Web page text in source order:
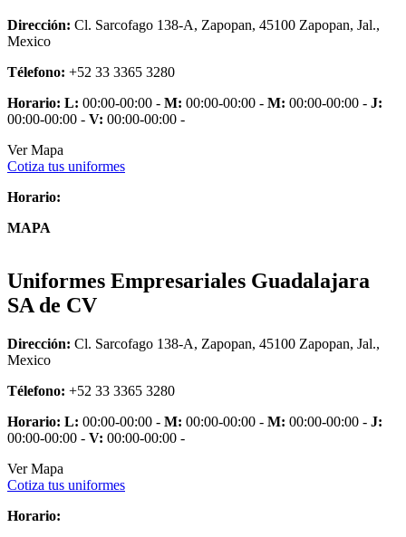
Dirección: Cl. Sarcofago 138-A, Zapopan, 45100 Zapopan, Jal.,
Mexico
Télefono: +52 33 3365 3280
Horario: L: 00:00-00:00 - M: 00:00-00:00 - M: 00:00-00:00 - J:
00:00-00:00 - V: 00:00-00:00 -
Ver Mapa
Cotiza tus uniformes
Horario:
MAPA
Uniformes Empresariales Guadalajara
SA de CV
Dirección: Cl. Sarcofago 138-A, Zapopan, 45100 Zapopan, Jal.,
Mexico
Télefono: +52 33 3365 3280
Horario: L: 00:00-00:00 - M: 00:00-00:00 - M: 00:00-00:00 - J:
00:00-00:00 - V: 00:00-00:00 -
Ver Mapa
Cotiza tus uniformes
Horario: